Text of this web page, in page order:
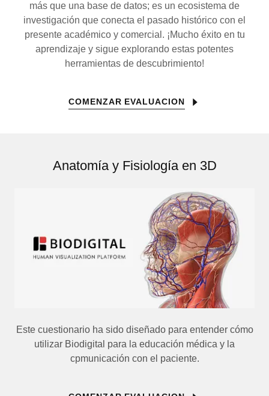
más que una base de datos; es un ecosistema de
investigación que conecta el pasado histórico con el
presente académico y comercial. ¡Mucho éxito en tu
aprendizaje y sigue explorando estas potentes
herramientas de descubrimiento!
COMENZAR EVALUACION
Anatomía y Fisiología en 3D
Este cuestionario ha sido diseñado para entender cómo
utilizar Biodigital para la educación médica y la
cpmunicación con el paciente.